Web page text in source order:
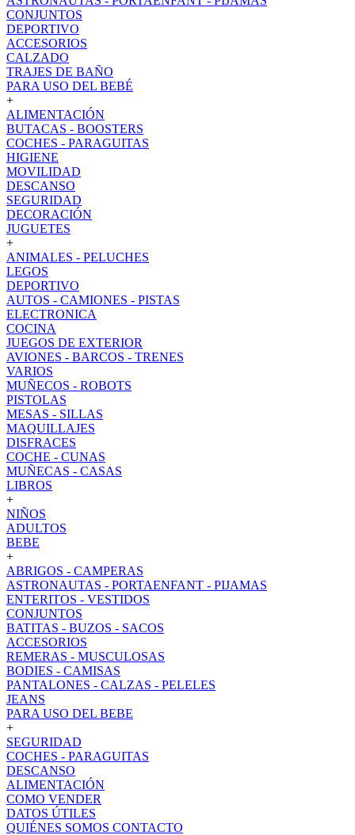
CONJUNTOS
DEPORTIVO
ACCESORIOS
CALZADO
TRAJES DE BAÑO
PARA USO DEL BEBÉ
+
ALIMENTACIÓN
BUTACAS - BOOSTERS
COCHES - PARAGUITAS
HIGIENE
MOVILIDAD
DESCANSO
SEGURIDAD
DECORACIÓN
JUGUETES
+
ANIMALES - PELUCHES
LEGOS
DEPORTIVO
AUTOS - CAMIONES - PISTAS
ELECTRONICA
COCINA
JUEGOS DE EXTERIOR
AVIONES - BARCOS - TRENES
VARIOS
MUÑECOS - ROBOTS
PISTOLAS
MESAS - SILLAS
MAQUILLAJES
DISFRACES
COCHE - CUNAS
MUÑECAS - CASAS
LIBROS
+
NIÑOS
ADULTOS
BEBE
+
ABRIGOS - CAMPERAS
ASTRONAUTAS - PORTAENFANT - PIJAMAS
ENTERITOS - VESTIDOS
CONJUNTOS
BATITAS - BUZOS - SACOS
ACCESORIOS
REMERAS - MUSCULOSAS
BODIES - CAMISAS
PANTALONES - CALZAS - PELELES
JEANS
PARA USO DEL BEBE
+
SEGURIDAD
COCHES - PARAGUITAS
DESCANSO
ALIMENTACIÓN
COMO VENDER
DATOS ÚTILES
QUIÉNES SOMOS CONTACTO